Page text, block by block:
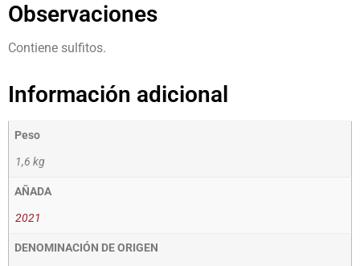
Observaciones
Contiene sulfitos.
Información adicional
Peso
1,6 kg
AÑADA
2021
DENOMINACIÓN DE ORIGEN